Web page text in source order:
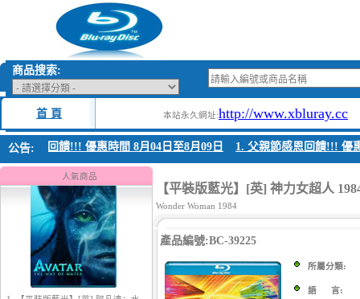
商品搜索:
首 頁 本站永久網址:http://www.xbluray.cc
公告:
節感恩回饋!!! 優惠時間 8月04日至8月09日 1. 父親節感恩回饋!!! 優
人氣商品
1.【平裝版藍光】[英] 阿凡達：水
之道 (2022)〈台版〉
【平裝版藍光】[英] 神力女超人
Wonder Woman 1984
產品編號:BC-39225
所屬分類:
語 言: